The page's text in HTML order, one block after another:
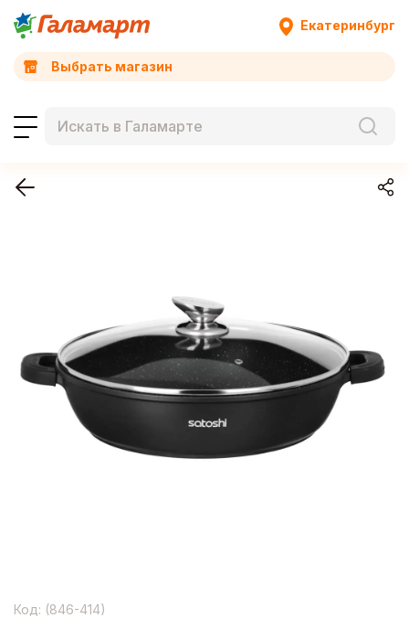
Екатеринбург
Выбрать магазин
Код: (846-414)